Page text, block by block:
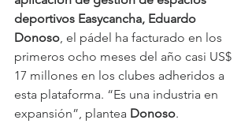
deportivos Easycancha, Eduardo
Donoso, el pádel ha facturado en los
primeros ocho meses del año casi US$
17 millones en los clubes adheridos a
esta plataforma. “Es una industria en
expansión”, plantea Donoso.